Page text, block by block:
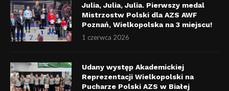
Julia, Julia, Julia. Pierwszy medal
Mistrzostw Polski dla AZS AWF
Poznań, Wielkopolska na 3 miejscu!
1 czerwca 2026
Udany występ Akademickiej
Reprezentacji Wielkopolski na
Pucharze Polski AZS w Białej